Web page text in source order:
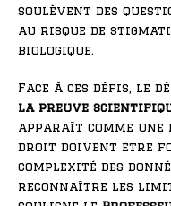
soulèvent des
au risque de
biologique.
Face à ces défis, le
la preuve
apparaît comme une
droit doivent être
complexité des
reconnaître les